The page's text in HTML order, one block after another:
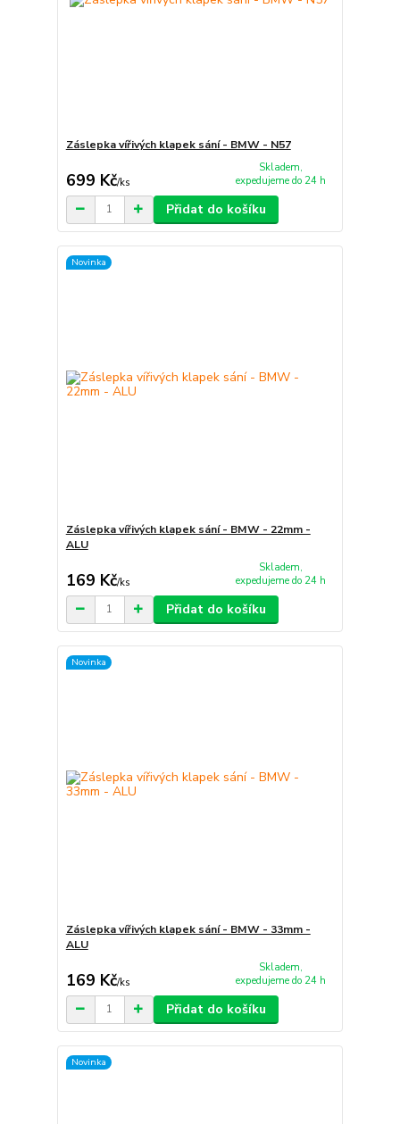
Záslepka vířivých klapek sání - BMW - N57
699 Kč/ks
Skladem,
expedujeme do 24 h
Přidat do košíku
Novinka
Záslepka vířivých klapek sání - BMW - 22mm -
ALU
169 Kč/ks
Skladem,
expedujeme do 24 h
Přidat do košíku
Novinka
Záslepka vířivých klapek sání - BMW - 33mm -
ALU
169 Kč/ks
Skladem,
expedujeme do 24 h
Přidat do košíku
Novinka